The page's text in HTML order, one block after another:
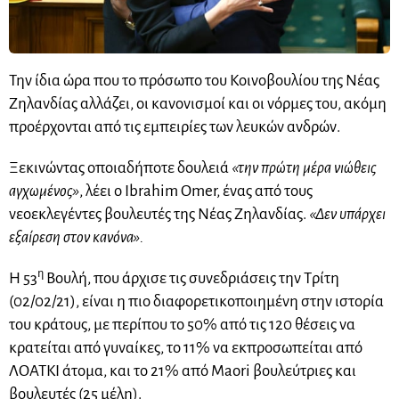
Την ίδια ώρα που το πρόσωπο του Κοινοβουλίου της Νέας
Ζηλανδίας αλλάζει, οι κανονισμοί και οι νόρμες του, ακόμη
προέρχονται από τις εμπειρίες των λευκών ανδρών.
Ξεκινώντας οποιαδήποτε δουλειά «την πρώτη μέρα νιώθεις
αγχωμένος», λέει ο Ibrahim Omer, ένας από τους
νεοεκλεγέντες βουλευτές της Νέας Ζηλανδίας. «Δεν υπάρχει
εξαίρεση στον κανόνα».
Η 53η Βουλή, που άρχισε τις συνεδριάσεις την Τρίτη
(02/02/21), είναι η πιο διαφορετικοποιημένη στην ιστορία
του κράτους, με περίπου το 50% από τις 120 θέσεις να
κρατείται από γυναίκες, το 11% να εκπροσωπείται από
ΛΟΑΤΚΙ άτομα, και το 21% από Maori βουλεύτριες και
βουλευτές (25 μέλη).